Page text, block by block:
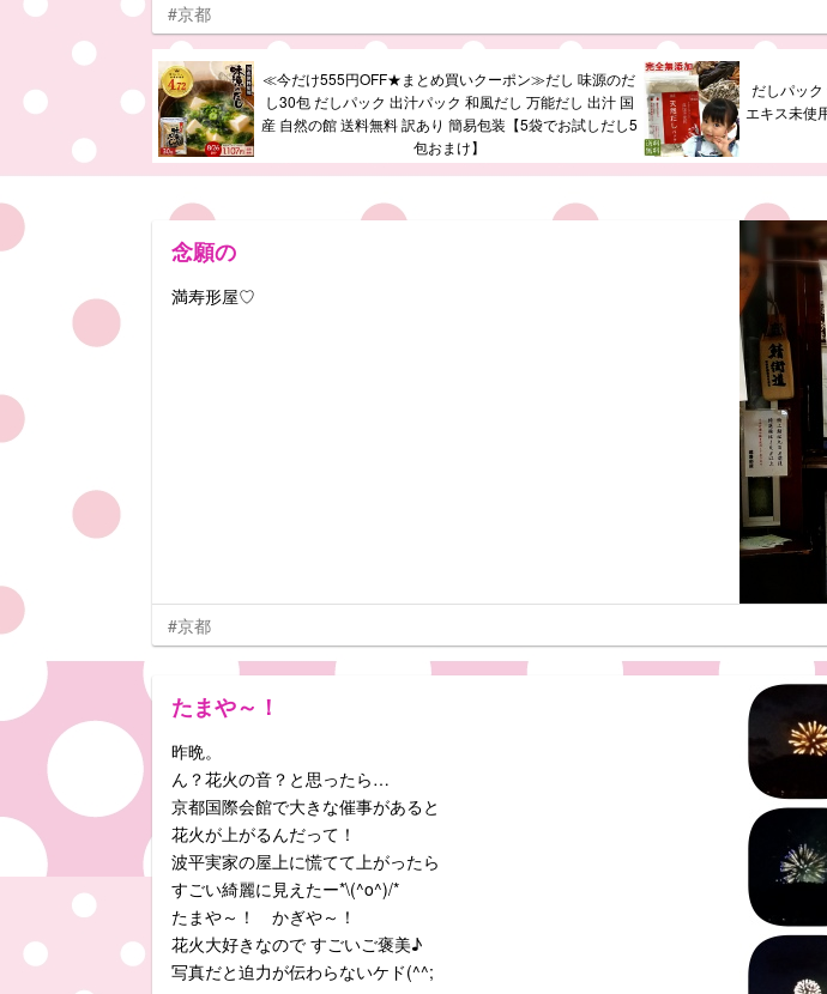
#京都
≪今だけ555円OFF★まとめ買いクーポン≫だし 味源のだ
し30包 だしパック 出汁パック 和風だし 万能だし 出汁 国
産 自然の館 送料無料 訳あり 簡易包装【5袋でお試しだし5
包おまけ】
だしパッ
エキス未使
念願の
満寿形屋♡
#京都
たまや～！
昨晩。
ん？花火の音？と思ったら…
京都国際会館で大きな催事があると
花火が上がるんだって！
波平実家の屋上に慌てて上がったら
すごい綺麗に見えたー*\(^o^)/*
たまや～！ かぎや～！
花火大好きなので すごいご褒美♪
写真だと迫力が伝わらないケド(^^;